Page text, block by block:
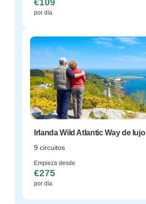
€109
por día
Irlanda Wild Atlantic Way de lujo
9 circuitos
Empieza desde
€275
por día